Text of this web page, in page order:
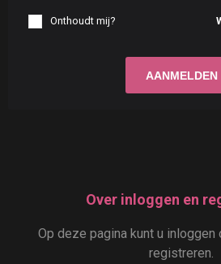
Onthoudt mij?
Over inloggen en
Op deze pagina kunt u
registreren.